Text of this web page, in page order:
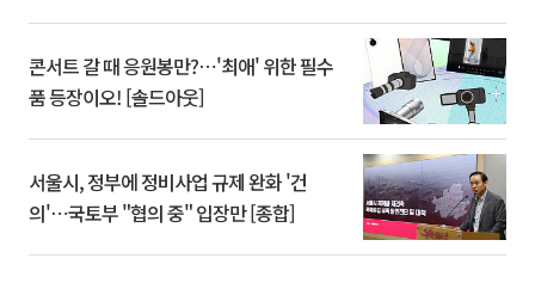
콘서트 갈 때 응원봉만?⋯'최애' 위한 필수
품 등장이오! [솔드아웃]
서울시, 정부에 정비사업 규제 완화 '건
의'⋯국토부 "협의 중" 입장만 [종합]